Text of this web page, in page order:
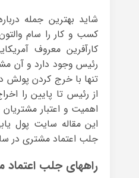
شاید بهترین جمله
کارآفرین معروف
رئیس وجود دارد و آن
تنها با خرج کردن پولش
از رئیس تا پایین را
اهمیت و اعتبار
این مقاله سایت پول
جلب اعتماد مشتری در
راههای جلب